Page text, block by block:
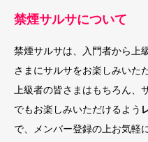
禁煙サルサについて
禁煙サルサは、入門者から上
さまにサルサをお楽しみいた
上級者の皆さまはもちろん、
でもお楽しみいただけるよう
で、メンバー登録の上お気軽